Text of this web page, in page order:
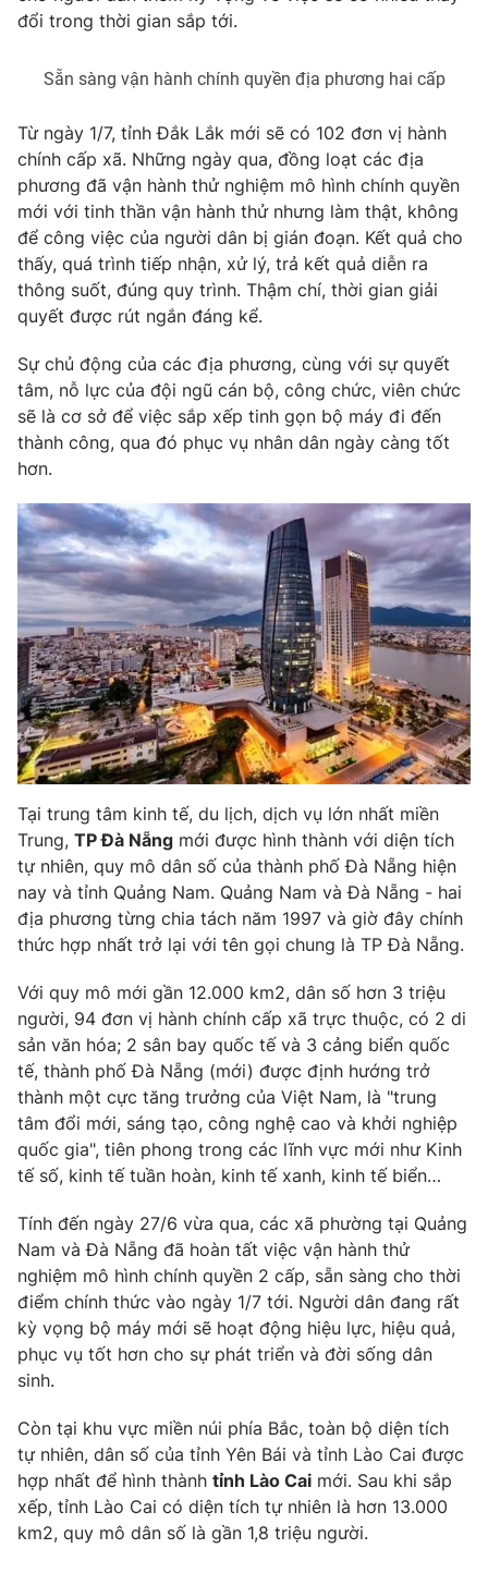
đổi trong thời gian sắp tới.
Sẵn sàng vận hành chính quyền địa phương hai cấp
Từ ngày 1/7, tỉnh Đắk Lắk mới sẽ có 102 đơn vị hành
chính cấp xã. Những ngày qua, đồng loạt các địa
phương đã vận hành thử nghiệm mô hình chính quyền
mới với tinh thần vận hành thử nhưng làm thật, không
để công việc của người dân bị gián đoạn. Kết quả cho
thấy, quá trình tiếp nhận, xử lý, trả kết quả diễn ra
thông suốt, đúng quy trình. Thậm chí, thời gian giải
quyết được rút ngắn đáng kể.
Sự chủ động của các địa phương, cùng với sự quyết
tâm, nỗ lực của đội ngũ cán bộ, công chức, viên chức
sẽ là cơ sở để việc sắp xếp tinh gọn bộ máy đi đến
thành công, qua đó phục vụ nhân dân ngày càng tốt
hơn.
Tại trung tâm kinh tế, du lịch, dịch vụ lớn nhất miền
Trung, TP Đà Nẵng mới được hình thành với diện tích
tự nhiên, quy mô dân số của thành phố Đà Nẵng hiện
nay và tỉnh Quảng Nam. Quảng Nam và Đà Nẵng - hai
địa phương từng chia tách năm 1997 và giờ đây chính
thức hợp nhất trở lại với tên gọi chung là TP Đà Nẵng.
Với quy mô mới gần 12.000 km2, dân số hơn 3 triệu
người, 94 đơn vị hành chính cấp xã trực thuộc, có 2 di
sản văn hóa; 2 sân bay quốc tế và 3 cảng biển quốc
tế, thành phố Đà Nẵng (mới) được định hướng trở
thành một cực tăng trưởng của Việt Nam, là "trung
tâm đổi mới, sáng tạo, công nghệ cao và khởi nghiệp
quốc gia", tiên phong trong các lĩnh vực mới như Kinh
tế số, kinh tế tuần hoàn, kinh tế xanh, kinh tế biển…
Tính đến ngày 27/6 vừa qua, các xã phường tại Quảng
Nam và Đà Nẵng đã hoàn tất việc vận hành thử
nghiệm mô hình chính quyền 2 cấp, sẵn sàng cho thời
điểm chính thức vào ngày 1/7 tới. Người dân đang rất
kỳ vọng bộ máy mới sẽ hoạt động hiệu lực, hiệu quả,
phục vụ tốt hơn cho sự phát triển và đời sống dân
sinh.
Còn tại khu vực miền núi phía Bắc, toàn bộ diện tích
tự nhiên, dân số của tỉnh Yên Bái và tỉnh Lào Cai được
hợp nhất để hình thành tỉnh Lào Cai mới. Sau khi sắp
xếp, tỉnh Lào Cai có diện tích tự nhiên là hơn 13.000
km2, quy mô dân số là gần 1,8 triệu người.